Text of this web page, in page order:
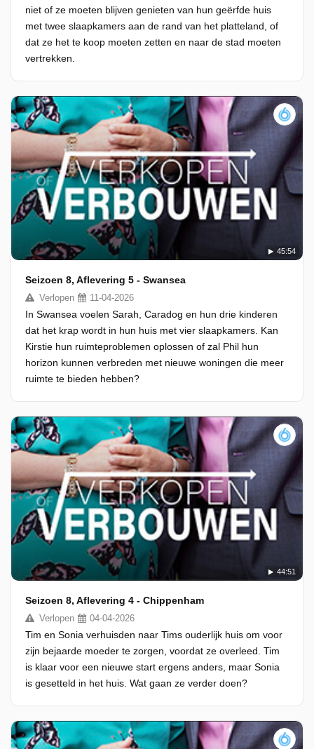
niet of ze moeten blijven genieten van hun geërfde huis
met twee slaapkamers aan de rand van het platteland, of
dat ze het te koop moeten zetten en naar de stad moeten
vertrekken.
45:54
Seizoen 8, Aflevering 5 - Swansea
Verlopen 11-04-2026
In Swansea voelen Sarah, Caradog en hun drie kinderen
dat het krap wordt in hun huis met vier slaapkamers. Kan
Kirstie hun ruimteproblemen oplossen of zal Phil hun
horizon kunnen verbreden met nieuwe woningen die meer
ruimte te bieden hebben?
44:51
Seizoen 8, Aflevering 4 - Chippenham
Verlopen 04-04-2026
Tim en Sonia verhuisden naar Tims ouderlijk huis om voor
zijn bejaarde moeder te zorgen, voordat ze overleed. Tim
is klaar voor een nieuwe start ergens anders, maar Sonia
is gesetteld in het huis. Wat gaan ze verder doen?